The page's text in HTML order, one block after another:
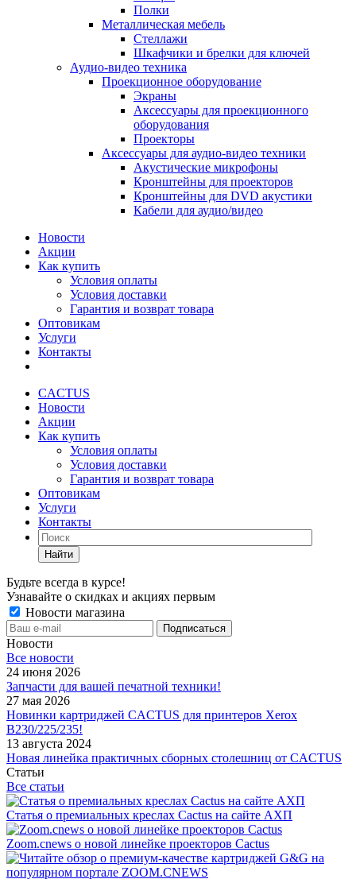
Полки
Металлическая мебель
Стеллажи
Шкафчики и брелки для ключей
Аудио-видео техника
Проекционное оборудование
Экраны
Аксессуары для проекционного
оборудования
Проекторы
Аксессуары для аудио-видео техники
Акустические микрофоны
Кронштейны для проекторов
Кронштейны для DVD акустики
Кабели для аудио/видео
Новости
Акции
Как купить
Условия оплаты
Условия доставки
Гарантия и возврат товара
Оптовикам
Услуги
Контакты
CACTUS
Новости
Акции
Как купить
Условия оплаты
Условия доставки
Гарантия и возврат товара
Оптовикам
Услуги
Контакты
Найти
Будьте всегда в курсе!
Узнавайте о скидках и акциях первым
Новости магазина
Новости
Все новости
24 июня 2026
Запчасти для вашей печатной техники!
27 мая 2026
Новинки картриджей CACTUS для принтеров Xerox
B230/225/235!
13 августа 2024
Новая линейка практичных сборных столешниц от CACTUS
Статьи
Все статьи
Статья о премиальных креслах Cactus на сайте АХП
Zoom.cnews о новой линейке проекторов Cactus